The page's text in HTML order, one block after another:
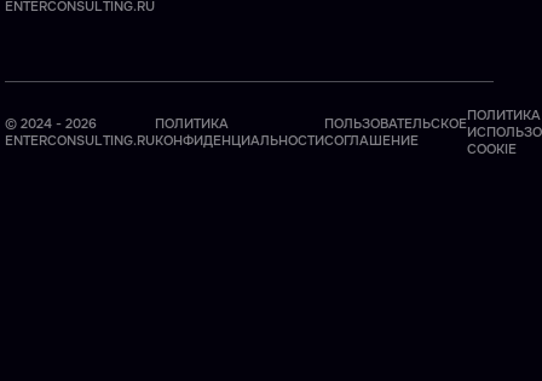
ENTERCONSULTING.RU
© 2024 - 2026
ENTERCONSULTING.RU
ПОЛИТИКА
КОНФИДЕНЦИАЛЬНОСТИ
ПОЛЬЗОВАТЕЛЬСКОЕ
СОГЛАШЕНИЕ
ПОЛИТИКА
COOKIE